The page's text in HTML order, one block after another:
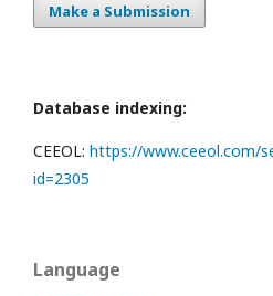
Make a Submission
Database indexing:
CEEOL: https://www.ceeol.com/
id=2305
Language